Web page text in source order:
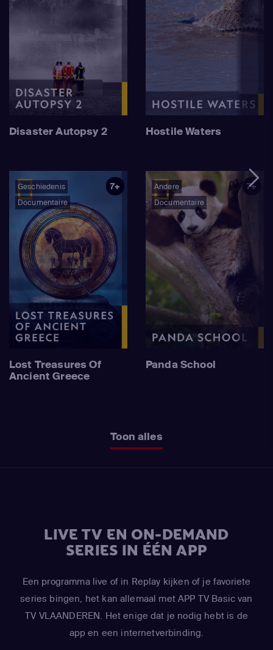
Disaster Autopsy 2 Hostile Waters
Geschiedenis
Documentaire
7+
Lost Treasures Of
Ancient Greece
Andere
Documentaire
7+
Panda School
Toon alles
LIVE TV EN ON-DEMAND
SERIES IN ÉÉN APP
Een programma live of in Replay kijken of je favoriete
series bingen, het kan allemaal met APP TV Basic van
TV VLAANDEREN. Het enige dat je nodig hebt is de
app en een internetverbinding.